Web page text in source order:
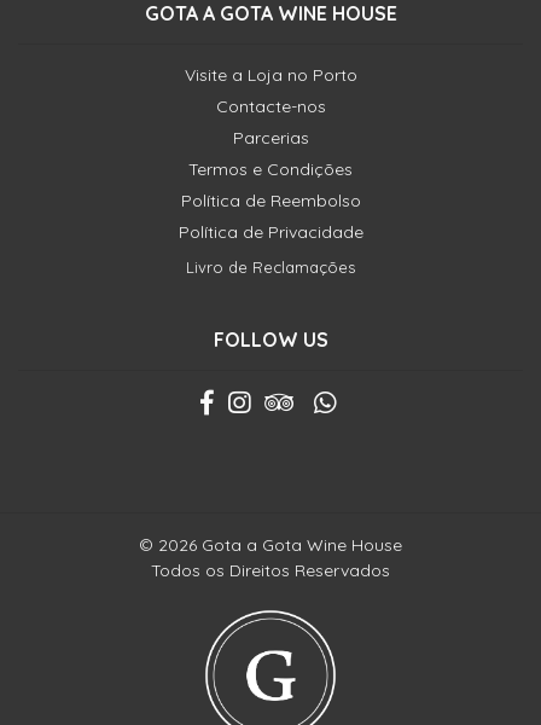
GOTA A GOTA WINE HOUSE
Visite a Loja no Porto
Contacte-nos
Parcerias
Termos e Condições
Política de Reembolso
Política de Privacidade
Livro de Reclamações
FOLLOW US
© 2026 Gota a Gota Wine House
Todos os Direitos Reservados